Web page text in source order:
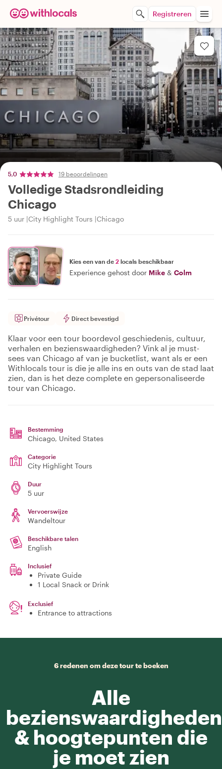
Registreren
5,0 19 beoordelingen
Volledige Stadsrondleiding
Chicago
5 uur City Highlight Tours Chicago
Kies een van de 2 locals beschikbaar
Experience gehost door Mike & Colm
Privétour Direct bevestigd
Klaar voor een tour boordevol geschiedenis, cultuur,
verhalen en bezienswaardigheden? Vink al je must-
sees van Chicago af van je bucketlist, want als er een
Withlocals tour is die je alle ins en outs van de stad laat
zien, dan is het deze complete en gepersonaliseerde
tour van Chicago.
Bestemming
Chicago, United States
Categorie
City Highlight Tours
Duur
5 uur
Vervoerswijze
Wandeltour
Beschikbare talen
English
Inclusief
Private Guide
1 Local Snack or Drink
Exclusief
Entrance to attractions
6 redenen om deze tour te boeken
Alle
bezienswaardigheden
& hoogtepunten die
je moet zien